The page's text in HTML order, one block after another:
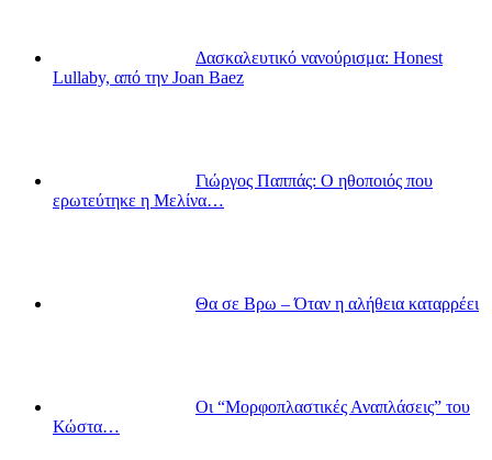
Δασκαλευτικό νανούρισμα: Honest
Lullaby, από την Joan Baez
Γιώργος Παππάς: Ο ηθοποιός που
ερωτεύτηκε η Μελίνα…
Θα σε Βρω – Όταν η αλήθεια καταρρέει
Οι “Μορφοπλαστικές Αναπλάσεις” του
Κώστα…